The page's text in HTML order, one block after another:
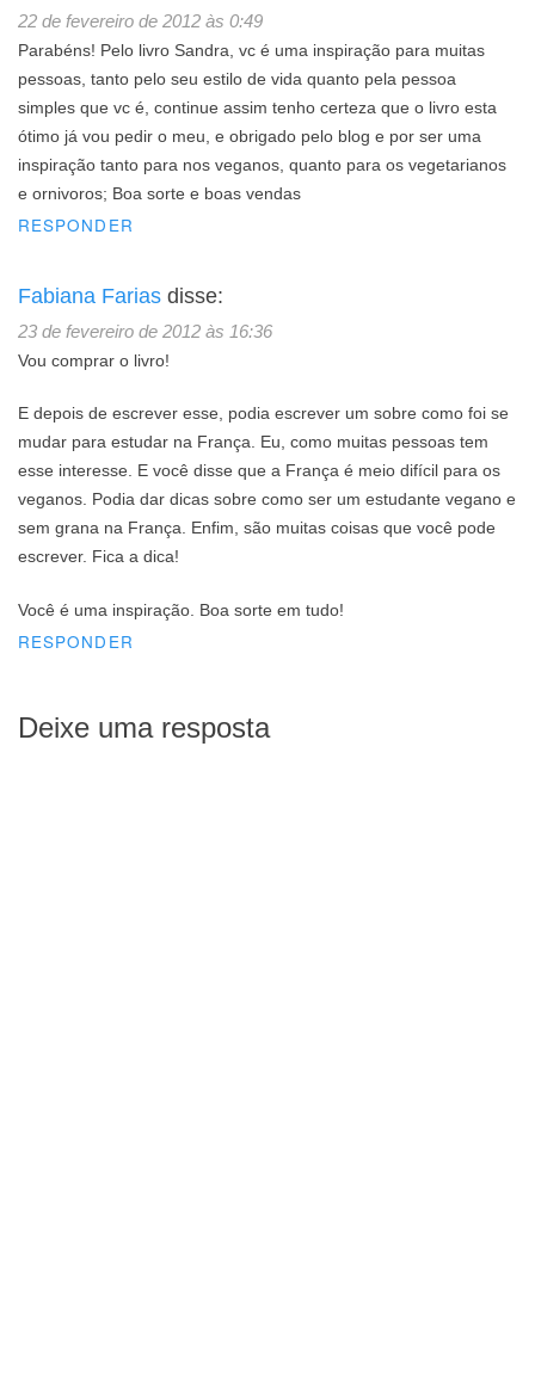
22 de fevereiro de 2012 às 0:49
Parabéns! Pelo livro Sandra, vc é uma inspiração para muitas
pessoas, tanto pelo seu estilo de vida quanto pela pessoa
simples que vc é, continue assim tenho certeza que o livro esta
ótimo já vou pedir o meu, e obrigado pelo blog e por ser uma
inspiração tanto para nos veganos, quanto para os vegetarianos
e ornivoros; Boa sorte e boas vendas
RESPONDER
Fabiana Farias disse:
23 de fevereiro de 2012 às 16:36
Vou comprar o livro!
E depois de escrever esse, podia escrever um sobre como foi se
mudar para estudar na França. Eu, como muitas pessoas tem
esse interesse. E você disse que a França é meio difícil para os
veganos. Podia dar dicas sobre como ser um estudante vegano e
sem grana na França. Enfim, são muitas coisas que você pode
escrever. Fica a dica!
Você é uma inspiração. Boa sorte em tudo!
RESPONDER
Deixe uma resposta